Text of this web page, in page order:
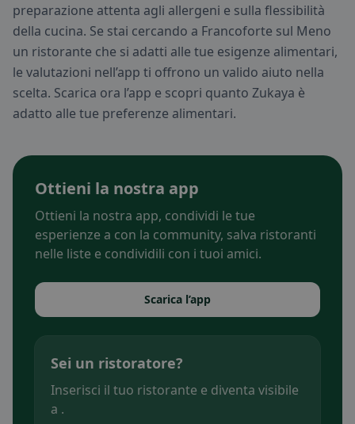
preparazione attenta agli allergeni e sulla flessibilità
della cucina. Se stai cercando a Francoforte sul Meno
un ristorante che si adatti alle tue esigenze alimentari,
le valutazioni nell’app ti offrono un valido aiuto nella
scelta. Scarica ora l’app e scopri quanto Zukaya è
adatto alle tue preferenze alimentari.
Ottieni la nostra app
Ottieni la nostra app, condividi le tue
esperienze a con la community, salva ristoranti
nelle liste e condividili con i tuoi amici.
Scarica l’app
Sei un ristoratore?
Inserisci il tuo ristorante e diventa visibile
a .